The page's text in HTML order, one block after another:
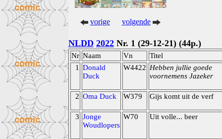
vorige volgende
NLDD 2022 Nr. 1 (29-12-21) (44p.)
Nr Naam Vn
Titel
1
Donald
Duck
W4422 Hebben jullie goede
voornemens Jazeker
2 Oma Duck W379 Gijs komt uit de verf
3 Jonge
Woudlopers
W70 Uit volle... beer